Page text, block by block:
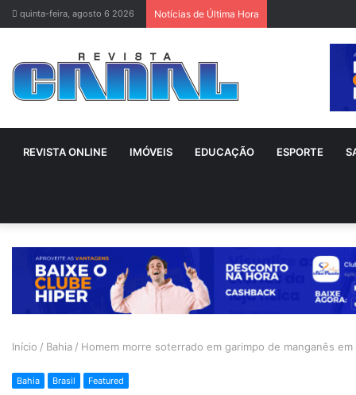
quinta-feira, agosto 6 2026 Notícias de Última Hora
REVISTA ONLINE IMÓVEIS EDUCAÇÃO ESPORTE
Início / Bahia / Homem morre soterrado em garimpo de manganês
Bahia Brasil Featured